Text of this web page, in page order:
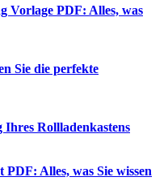
Vorlage PDF: Alles, was
Sie die perfekte
Rollladenkastens
Alles, was Sie wissen